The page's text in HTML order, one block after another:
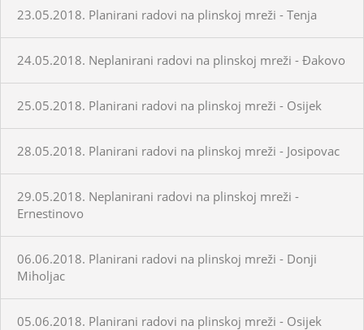
23.05.2018. Planirani radovi na plinskoj mreži - Tenja
24.05.2018. Neplanirani radovi na plinskoj mreži - Đakovo
25.05.2018. Planirani radovi na plinskoj mreži - Osijek
28.05.2018. Planirani radovi na plinskoj mreži - Josipovac
29.05.2018. Neplanirani radovi na plinskoj mreži -
Ernestinovo
06.06.2018. Planirani radovi na plinskoj mreži - Donji
Miholjac
05.06.2018. Planirani radovi na plinskoj mreži - Osijek